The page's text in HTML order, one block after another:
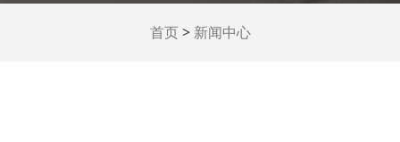
首页> 新闻中心